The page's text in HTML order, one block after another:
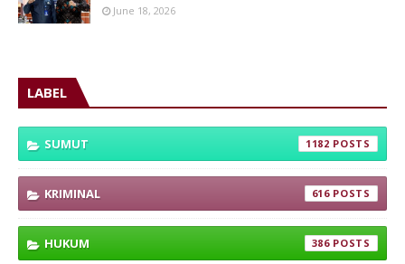
June 18, 2026
LABEL
SUMUT 1182
KRIMINAL 616
HUKUM 386